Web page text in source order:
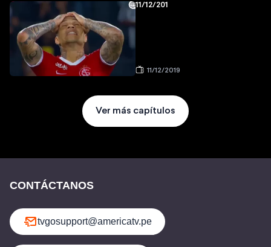
11/12/201
11/12/2019
Ver más capítulos
CONTÁCTANOS
tvgosupport@americatv.pe